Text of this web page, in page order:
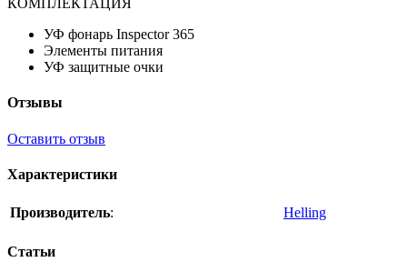
КОМПЛЕКТАЦИЯ
УФ фонарь Inspector 365
Элементы питания
УФ защитные очки
Отзывы
Оставить отзыв
Характеристики
Производитель: Helling
Статьи